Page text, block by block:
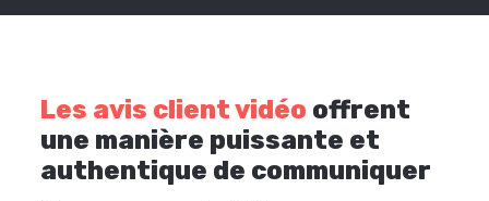
Les avis client vidéo offrent
une manière puissante et
authentique de communiquer